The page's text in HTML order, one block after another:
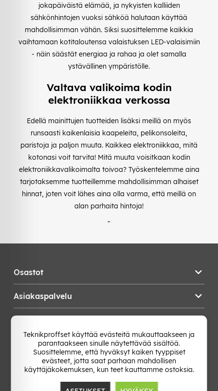
jokapäiväistä elämää, ja nykyisten kalliiden
sähkönhintojen vuoksi sähköä halutaan käyttää
mahdollisimman vähän. Siksi suosittelemme kaikkia
vaihtamaan kotitaloutensa valaistuksen LED-valaisimiin
- näin säästät energiaa ja rahaa ja olet samalla
ystävällinen ympäristölle.
Valtava valikoima kodin
elektroniikkaa verkossa
Edellä mainittujen tuotteiden lisäksi meillä on myös
runsaasti kaikenlaisia kaapeleita, pelikonsoleita,
paristoja ja paljon muuta. Kaikkea elektroniikkaa, mitä
kotonasi voit tarvita! Mitä muuta voisitkaan kodin
elektroniikkavalikoimalta toivoa? Työskentelemme aina
tarjotaksemme tuotteillemme mahdollisimman alhaiset
hinnat, joten voit lähes aina olla varma, että meillä on
alan parhaita hintoja!
"
Osastot
Asiakaspalvelu
Vaihda Maa
Teknikproffset käyttää evästeitä mukauttaakseen ja
parantaakseen sinulle näytettävää sisältöä.
Suosittelemme, että hyväksyt kaiken tyyppiset
evästeet, jotta saat parhaan mahdollisen
käyttäjäkokemuksen, kun teet kauttamme ostoksia.